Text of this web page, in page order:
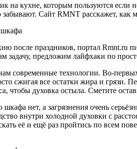
кухне, которым пользуются если
забывают. Сайт RMNT расскажет,
после праздников, портал Rmnt.ru
задачу, предложим лайфхаки по
современные технологии. Во-
сжигая все остатки жира и грязи.
чтобы духовка остыла. Сметите
нет, а загрязнения очень
внутри холодной духовки с
её и ещё раз пройтись по всем